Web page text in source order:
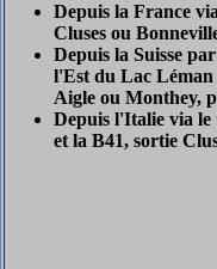
Depuis la France
Cluses ou
Depuis la Suisse
l'Est du Lac Léman
Aigle ou Monthey,
Depuis l'Italie via
et la B41, sortie